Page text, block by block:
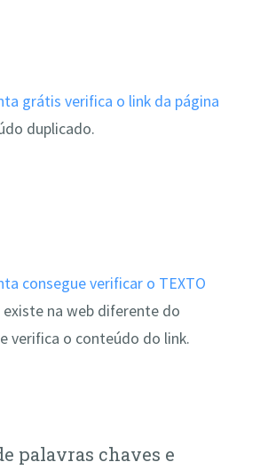
grátis verifica o link da página
duplicado.
consegue verificar o TEXTO
existe na web diferente do
verifica o conteúdo do link.
palavras chaves e